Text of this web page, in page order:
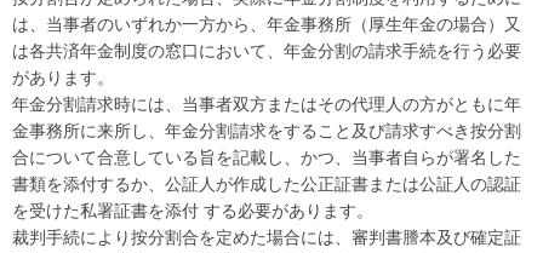
は、当事者のいずれか一方から、年金事務所（厚生年金の場合）又
は各共済年金制度の窓口において、年金分割の請求手続を行う必要
があります。
年金分割請求時には、当事者双方またはその代理人の方がともに年
金事務所に来所し、年金分割請求をすること及び請求すべき按分割
合について合意している旨を記載し、かつ、当事者自らが署名した
書類を添付するか、公証人が作成した公正証書または公証人の認証
を受けた私署証書を添付 する必要があります。
裁判手続により按分割合を定めた場合には、審判書謄本及び確定証